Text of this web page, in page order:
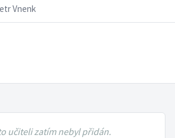
Vnenk
učiteli zatím nebyl přidán.